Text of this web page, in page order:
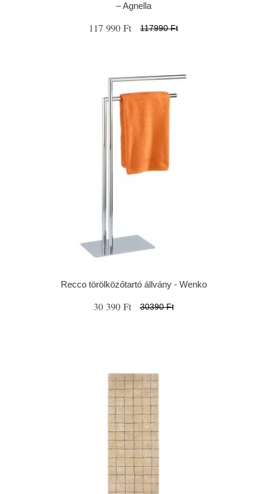
– Agnella
117 990 Ft 117990 Ft
Recco törölközőtartó állvány - Wenko
30 390 Ft 30390 Ft